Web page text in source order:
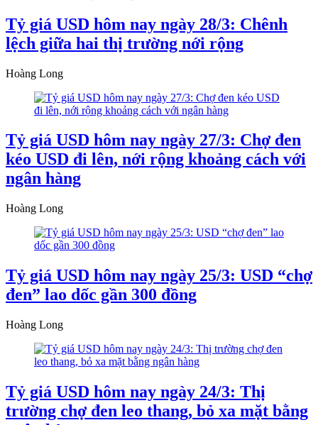
Tỷ giá USD hôm nay ngày 28/3: Chênh
lệch giữa hai thị trường nới rộng
Hoàng Long
Tỷ giá USD hôm nay ngày 27/3: Chợ đen
kéo USD đi lên, nới rộng khoảng cách với
ngân hàng
Hoàng Long
Tỷ giá USD hôm nay ngày 25/3: USD “chợ
đen” lao dốc gần 300 đồng
Hoàng Long
Tỷ giá USD hôm nay ngày 24/3: Thị
trường chợ đen leo thang, bỏ xa mặt bằng